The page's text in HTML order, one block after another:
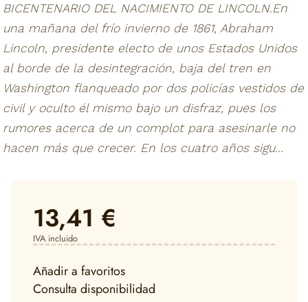
BICENTENARIO DEL NACIMIENTO DE LINCOLN.En
una mañana del frío invierno de 1861, Abraham
Lincoln, presidente electo de unos Estados Unidos
al borde de la desintegración, baja del tren en
Washington flanqueado por dos policías vestidos de
civil y oculto él mismo bajo un disfraz, pues los
rumores acerca de un complot para asesinarle no
hacen más que crecer. En los cuatro años sigu...
13,41 €
IVA incluido
Añadir a favoritos
Consulta disponibilidad